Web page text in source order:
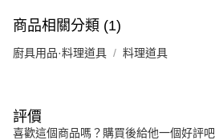
商品相關分類 (1)
廚具用品·料理道具 料理道具
評價
喜歡這個商品嗎？購買後給他一個好評吧